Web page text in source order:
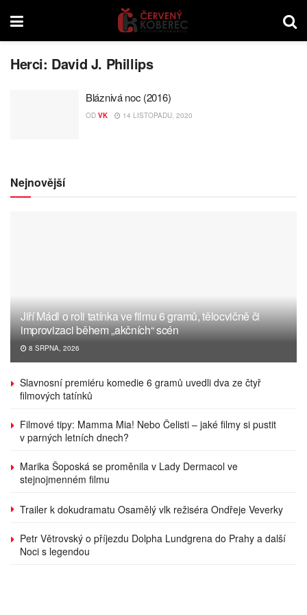
Herci: David J. Phillips
Bláznivá noc (2016)
OD VK 14 LISTOPADU, 2020
Nejnovější
Jiří Mádl o roli tatínka ve filmu 6 gramů, tělocvičně či
improvizaci během „akčních“ scén
8 SRPNA, 2026
Slavnosní premiéru komedie 6 gramů uvedli dva ze čtyř
filmových tatínků
Filmové tipy: Mamma Mia! Nebo Čelisti – jaké filmy si pustit
v parných letních dnech?
Marika Šoposká se proměnila v Lady Dermacol ve
stejnojmenném filmu
Trailer k dokudramatu Osamělý vlk režiséra Ondřeje Veverky
Petr Větrovský o příjezdu Dolpha Lundgrena do Prahy a další
Noci s legendou